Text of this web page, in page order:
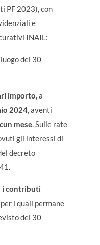
PF 2023), con
e
INAIL:
del 30
importo, a
2024, aventi
mese. Sulle rate
gli interessi di
decreto
i contributi
per i quali permane
del 30